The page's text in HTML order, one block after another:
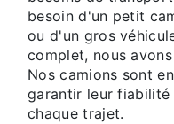
besoin d'un petit
ou d'un gros
complet, nous
Nos camions sont
garantir leur
chaque trajet.